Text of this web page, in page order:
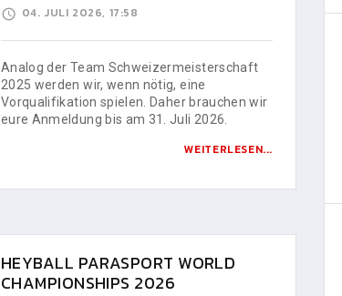
04. JULI 2026, 17:58
Analog der Team Schweizermeisterschaft
2025 werden wir, wenn nötig, eine
Vorqualifikation spielen. Daher brauchen wir
eure Anmeldung bis am 31. Juli 2026.
WEITERLESEN...
HEYBALL PARASPORT WORLD
CHAMPIONSHIPS 2026